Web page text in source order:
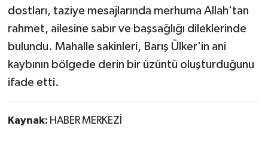
dostları, taziye mesajlarında merhuma Allah'tan
rahmet, ailesine sabır ve başsağlığı dileklerinde
bulundu. Mahalle sakinleri, Barış Ülker'in ani
kaybının bölgede derin bir üzüntü oluşturduğunu
ifade etti.
Kaynak: HABER MERKEZİ